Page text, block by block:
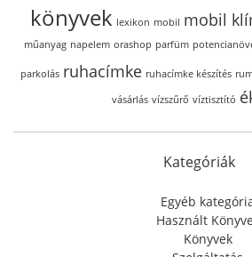
könyvek lexikon mobil mobil
műanyag napelem orashop parfüm
parkolás ruhacímke ruhacímke készítés
vásárlás vízszűrő víztisztító
Kategóriák
Egyéb
Használt
Könyvek